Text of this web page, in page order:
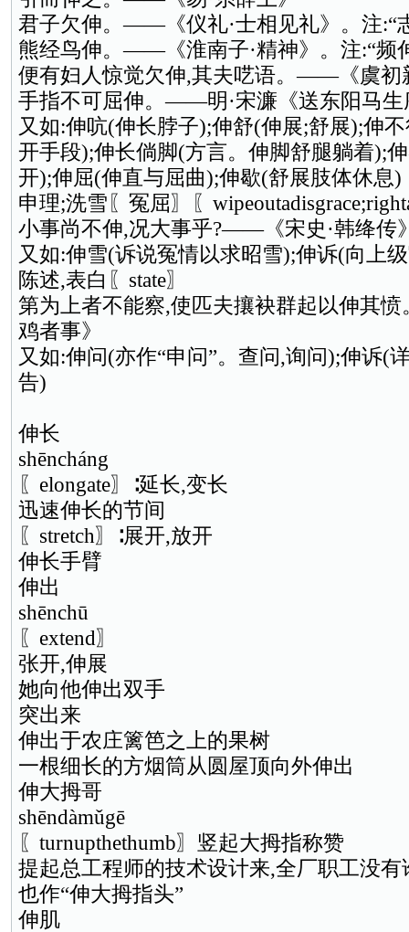
君子欠伸。——《仪礼·士相见礼》。注:“
熊经鸟伸。——《淮南子·精神》。注:“频
便有妇人惊觉欠伸,其夫呓语。——《虞初
手指不可屈伸。——明·宋濂《送东阳马生
又如:伸吭(伸长脖子);伸舒(伸展;舒展);伸
开手段);伸长倘脚(方言。伸脚舒腿躺着);
开);伸屈(伸直与屈曲);伸歇(舒展肢体休息)
申理;洗雪〖冤屈〗〖
小事尚不伸,况大事乎?——《宋史·韩绛传
又如:伸雪(诉说冤情以求昭雪);伸诉(向上
陈述,表白〖state〗
第为上者不能察,使匹夫攘袂群起以伸其
鸡者事》
又如:伸问(亦作“申问”。查问,询问);伸诉(
告)
伸长
shēncháng
〖elongate〗∶延长,变长
迅速伸长的节间
〖stretch〗∶展开,放开
伸长手臂
伸出
shēnchū
〖extend〗
张开,伸展
她向他伸出双手
突出来
伸出于农庄篱笆之上的果树
一根细长的方烟筒从圆屋顶向外伸出
伸大拇哥
shēndàmǔgē
〖turnupthethumb〗竖起大拇指称赞
提起总工程师的技术设计来,全厂职工没
也作“伸大拇指头”
伸肌